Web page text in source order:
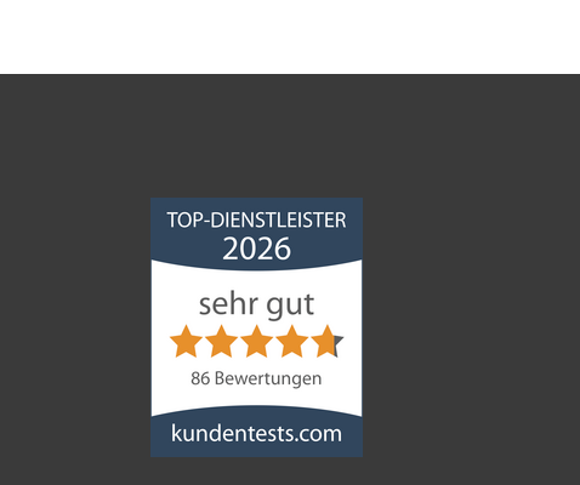
Norddeutsche
Bauabdichtungsgesellschaft
mbH
von 5
86Bewertungen